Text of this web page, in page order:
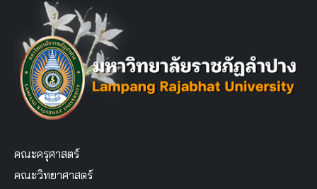
คณะครุศาสตร์
คณะวิทยาศาสตร์